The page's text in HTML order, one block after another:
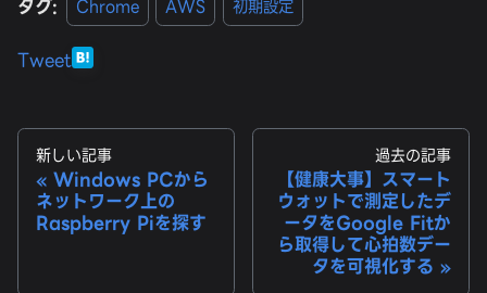
タグ: Chrome AWS 初期設定
Tweet
新しい記事
Windows PCから
ネットワーク上の
Raspberry Piを探す
過去の記事
【健康大事】スマート
ウォットで測定したデ
ータをGoogle Fitか
ら取得して心拍数デー
タを可視化する